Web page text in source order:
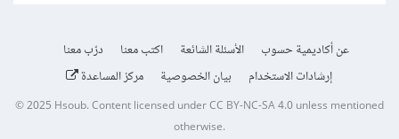
عن أكاديمية حسوب الأسئلة الشائعة اكتب معنا
درّب معنا
إرشادات الاستخدام
بيان الخصوصية مركز المساعدة
© 2025Hsoub.Content licensed underCC BY-NC-SA 4.0unless mentioned
otherwise.